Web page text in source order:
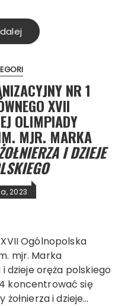
NR 1
XVII
OLIMPIADY
MJR. MARKA
I DZIEJE
2023
mjr. Marka
i dzieje oręża polskiego
koncentrować się
żołnierza i dzieje…